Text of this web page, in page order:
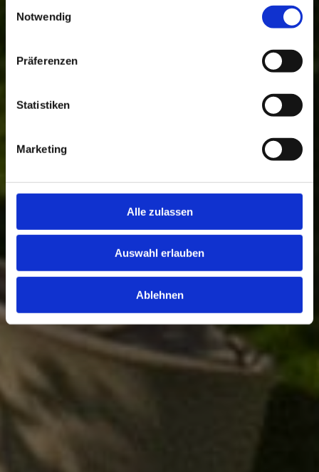
Notwendig
Präferenzen
Statistiken
Marketing
Alle zulassen
Auswahl erlauben
Ablehnen